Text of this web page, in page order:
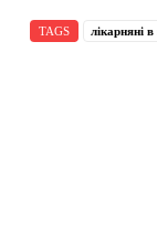
TAGS лікарняні